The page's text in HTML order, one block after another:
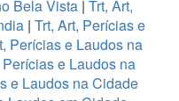
Bela Vista| Trt, Art,
| Trt, Art, Perícias e
Perícias e Laudos na
Perícias e Laudos na
e Laudos na Cidade